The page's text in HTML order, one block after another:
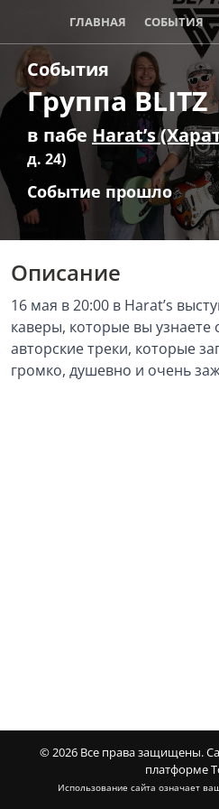
ГЛАВНАЯ СОБЫТИЯ
События
Группа BLITZ
в пабе Harat’s
д. 24)
Событие прошло
Описание
16 мая в 20:00 в Harat’s
каверы, которые вы узнаете
авторские треки, которые
громко, душевно и очень
© 2026 Все права защищены.
платформе
Использование сайта означает